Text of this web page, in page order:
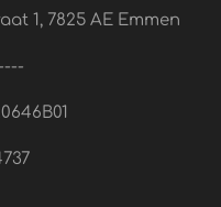
1, 7825 AE Emmen